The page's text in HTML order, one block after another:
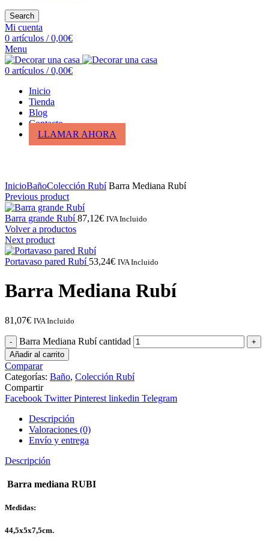
Search
Mi cuenta
0 artículos / 0,00€
Menu
0 artículos / 0,00€
Inicio
Tienda
Blog
Contacto
LLAMAR AHORA
InicioBañoColección RubíBarra Mediana Rubí
Previous product
Barra grande Rubí87,12€ IVA Incluido
Volver a productos
Next product
Portavaso pared Rubí 53,24€ IVA Incluido
Barra Mediana Rubí
81,07€ IVA Incluido
Barra Mediana Rubí cantidad
Añadir al carrito
Comparar
Categorías: Baño, Colección Rubí
Compartir
Facebook Twitter Pinterest linkedin Telegram
Descripción
Valoraciones (0)
Envío y entrega
Descripción
Barra mediana RUBI
Medidas:
44,5x5x7,5cm.